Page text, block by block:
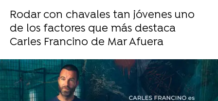
Rodar con chavales tan jóvenes uno
de los factores que más destaca
Carles Francino de Mar Afuera